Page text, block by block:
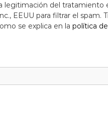
legitimación del
EEUU para filtrar el spam.
se explica en la política